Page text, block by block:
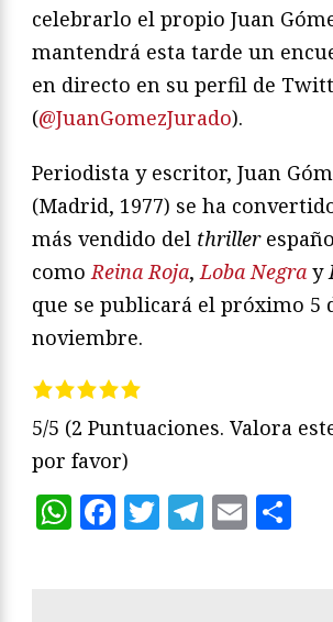
celebrarlo el propio Juan
mantendrá esta tarde un
en directo en su perfil de
(@JuanGomezJurado).
Periodista y escritor, Juan
(Madrid, 1977) se ha
más vendido del thriller
como Reina Roja, Loba Negra y
que se publicará el próximo 5
noviembre.
5/5 (2 Puntuaciones. Valora
por favor)
WhatsApp
Facebook
TwitterEmail